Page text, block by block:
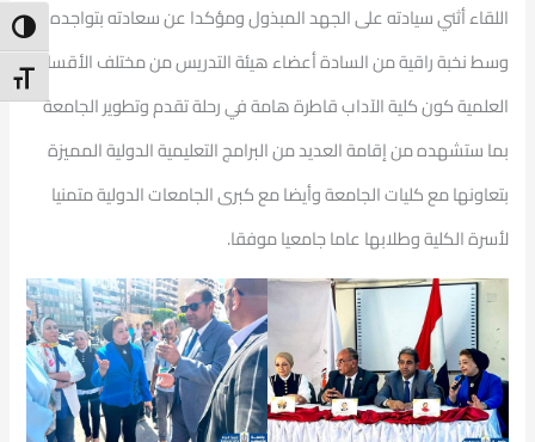
اللقاء أثني سيادته على الجهد المبذول ومؤكدا عن سعادته بتواجده
وسط نخبة راقية من السادة أعضاء هيئة التدريس من مختلف الأقسام
العلمية كون كلية الآداب قاطرة هامة في رحلة تقدم وتطوير الجامعة
بما ستشهده من إقامة العديد من البرامج التعليمية الدولية المميزة
بتعاونها مع كليات الجامعة وأيضا مع كبرى الجامعات الدولية متمنيا
لأسرة الكلية وطلابها عاما جامعيا موفقا.